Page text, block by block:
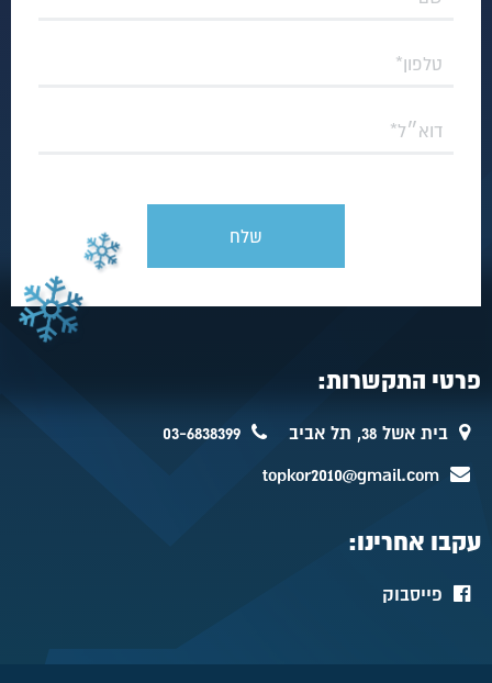
פרטי התקשרות:
בית אשל 38, תל אביב 03-6838399
topkor2010@gmail.com
עקבו אחרינו:
פייסבוק